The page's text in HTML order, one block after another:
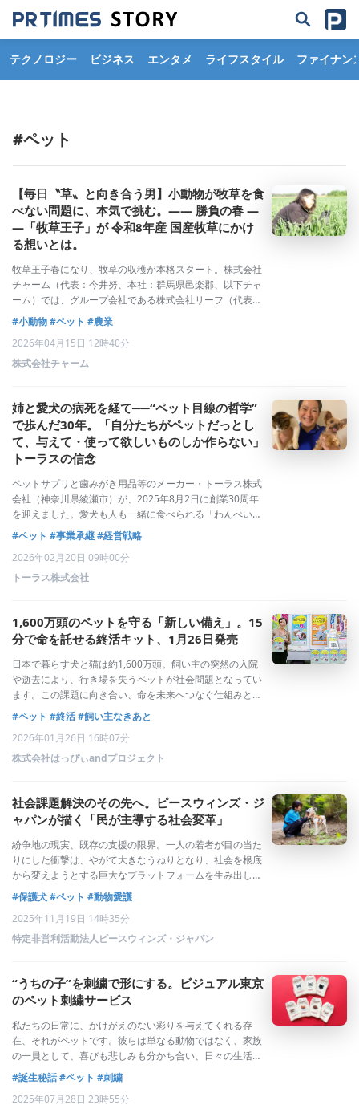
テクノロジー ビジネス エンタメ ライフスタイル ファイナン
#ペット
【毎日〝草〟と向き合う男】小動物が牧草を食
べない問題に、本気で挑む。―― 勝負の春 ―
―「牧草王子」が 令和8年産 国産牧草にかけ
る想いとは。
牧草王子春になり、牧草の収穫が本格スタート。株式会社
チャーム（代表：今井努、本社：群馬県邑楽郡、以下チャ
ーム）では、グループ会社である株式会社リーフ（代表：
今井努、本社：群馬県邑楽郡、以下リーフ）で生産され
た、刈りたての「令和8年産 国産牧草」の販売を開始す
る。チャーム ショッピングサイトでの販売や
#小動物#ペット #農業
2026年04月15日 12時40分
株式会社チャーム
姉と愛犬の病死を経て──“ペット目線の哲学”
で歩んだ30年。「自分たちがペットだっとし
て、与えて・使って欲しいものしか作らない」
トーラスの信念
ペットサプリと歯みがき用品等のメーカー・トーラス株式
会社（神奈川県綾瀬市）が、2025年8月2日に創業30周年
を迎えました。愛犬も人も一緒に食べられる「わんべい
®」、液体サプリや歯磨き用品など、同社が世に送り出し
てきた商品は、一見ユニークでありながらも「ペットに本
当に必要なもの」を追求したものばかり
#ペット #事業承継#経営戦略
2026年02月20日 09時00分
トーラス株式会社
1,600万頭のペットを守る「新しい備え」。15
分で命を託せる終活キット、1月26日発売
日本で暮らす犬と猫は約1,600万頭。飼い主の突然の入院
や逝去により、行き場を失うペットが社会問題となってい
ます。この課題に向き合い、命を未来へつなぐ仕組みとし
てペットのための終活キットが発売されます。「もし、私
がいなくなったら、この子はどうなるのだろう？」入院、
施設入所、そして突然の別れ。家族同然
#ペット #終活#飼い主なきあと
2026年01月26日 16時07分
株式会社はっぴぃandプロジェクト
社会課題解決のその先へ。ピースウィンズ・ジ
ャパンが描く「民が主導する社会変革」
紛争地の現実、既存の支援の限界。一人の若者が目の当た
りにした衝撃は、やがて大きなうねりとなり、社会を根底
から変えようとする巨大なプラットフォームを生み出しま
した。国際人道支援、国内の災害支援、保護犬事業「ピー
スワンコ・ジャパン」による動物愛護、そして地域創生。
一見、多岐にわたる分野で活動する認定NP
#保護犬#ペット #動物愛護
2025年11月19日 14時35分
特定非営利活動法人ピースウィンズ・ジャパン
“うちの子”を刺繍で形にする。ビジュアル東京
のペット刺繍サービス
私たちの日常に、かけがえのない彩りを与えてくれる存
在、それがペットです。彼らは単なる動物ではなく、家族
の一員として、喜びも悲しみも分かち合い、日々の生活に
寄り添ってくれます。そんな大切な「うちの子」は、飼い
主にとって唯一無二の存在。その愛おしい姿や仕草、共に
過ごした時間への特別な想いを、何か形にして
#誕生秘話#ペット #刺繍
2025年07月28日 23時55分